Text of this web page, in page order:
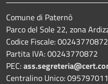
Comune di Paternò
Parco del Sole 22, zona
Codice Fiscale: 00243770872
Partita IVA: 00243770872
PEC:
Centralino Unico: